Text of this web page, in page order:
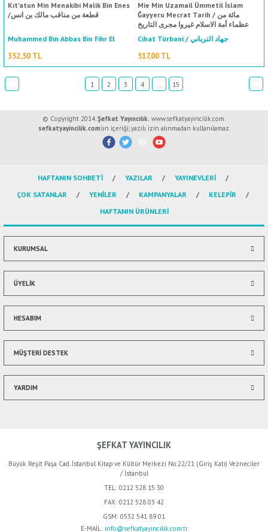
%50
Kıt'atun Min Menakibi Malik Bin Enes
/قطعة من مناقب مالك بن انس
Muhammed Bin Abbas Bin Fihr El
Bezzar El Masri El Maliki / محمد بن
عباس بن فهر البازار المصري المالكي
352,50 TL
Mie Min Uzamail Ümmetil İslam
Ğayyeru Mecrat Tarih / مائة من
عظماء أمة الاسلام غيروا مجرى التاريخ
Cihat Türbani / جهاد الترباني
517,00 TL
1 2 3 4 15
© Copyright 2014.Şefkat Yayıncılık. www.sefkatyayincilik.com.
sefkatyayincilik.com’un içeriği, yazılı izin alınmadan kullanılamaz.
HAFTANIN SOHBETİ YAZILAR
YAYINEVLERİ
ÇOK SATANLAR
YENİLER KAMPANYALAR
KELEPİR
HAFTANIN ÜRÜNLERİ
KURUMSAL
ÜYELİK
HESABIM
MÜŞTERİ DESTEK
YARDIM
ŞEFKAT YAYINCILIK
Büyük Reşit Paşa Cad. İstanbul Kitap ve Kültür Merkezi No:22/21 (Giriş Katı) Vezneciler
/ İstanbul
TEL: 0212 528 15 30
FAX: 0212 528 03 42
GSM: 0532 541 89 01
E-MAİL: info@sefkatyayincilik.com.tr